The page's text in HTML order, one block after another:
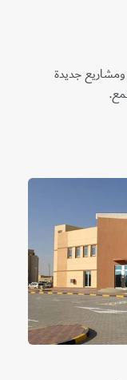
ومشاريع جديدة